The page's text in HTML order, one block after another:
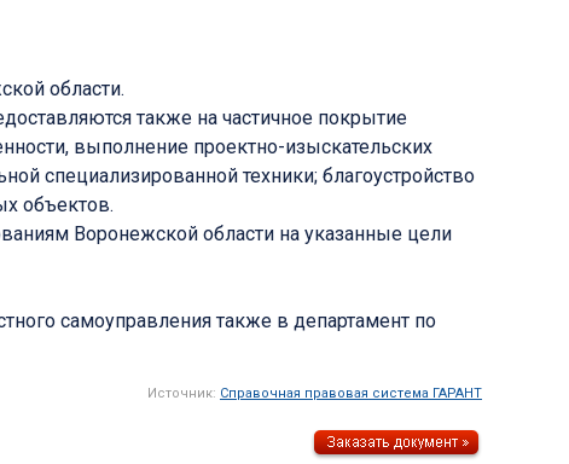
области.
также на частичное покрытие
выполнение проектно-изыскательских
специализированной техники; благоустройство
объектов.
Воронежской области на указанные цели
самоуправления также в департамент по
Источник: Справочная правовая система ГАРАНТ